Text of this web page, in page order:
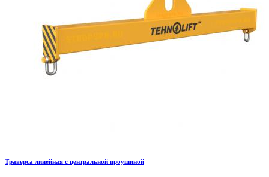
Траверса линейная с центральной проушиной